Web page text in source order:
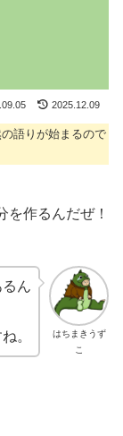
2025.12.09
語りが始まるので
作るんだぜ！
はちまきうず
こ
ん
。